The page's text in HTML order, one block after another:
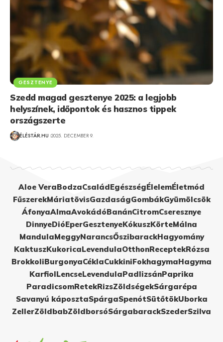
GESZTENYE
Szedd magad gesztenye 2025: a legjobb
helyszínek, időpontok és hasznos tippek
országszerte
ÉLÉSTÁR.HU 2025. DECEMBER 9.
Aloe VeraBodzaCsaládEgészségÉlelemÉletmód
FűszerekMáriatövisGazdaságGombákGyümölcsök
ÁfonyaAlmaAvokádóBanánCitromCseresznye
DinnyeDióEperGesztenyeKókuszKörteMálna
MandulaMeggyNarancsŐszibarackHagyomány
KaktuszKukoricaLevendulaOtthonReceptekRózsa
BrokkoliBurgonyaCéklaCukkiniFokhagymaHagyma
KarfiolLencseLevendulaPadlizsánPaprika
ParadicsomRetekRizsZöldségekSárgarépa
Savanyú káposztaSpárgaSpenótSütőtökUborka
ZellerZöldbabZöldborsóSárgabarackSzederSzilva